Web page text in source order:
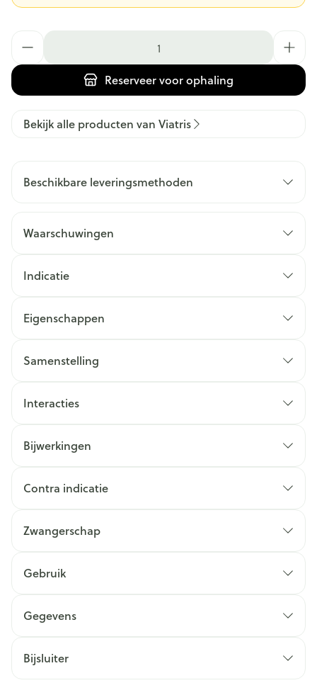
Reserveervoor ophaling
Bekijk alle producten van Viatris
Beschikbare leveringsmethoden
Waarschuwingen
Indicatie
Eigenschappen
Samenstelling
Interacties
Bijwerkingen
Contra indicatie
Zwangerschap
Gebruik
Gegevens
Bijsluiter